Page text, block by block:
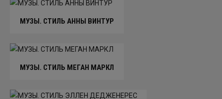
МУЗЫ. СТИЛЬ АННЫ ВИНТУР
МУЗЫ. СТИЛЬ МЕГАН МАРКЛ